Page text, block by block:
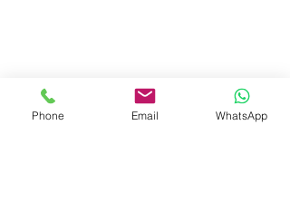
Phone Email WhatsApp